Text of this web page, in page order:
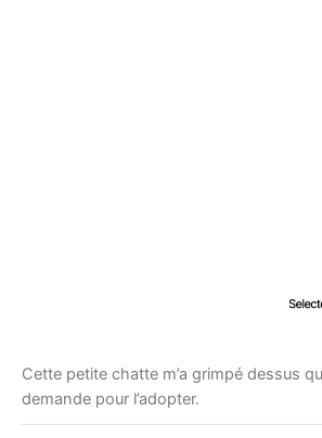
Cette petite chatte m’a grimpé dessus
demande pour l’adopter.